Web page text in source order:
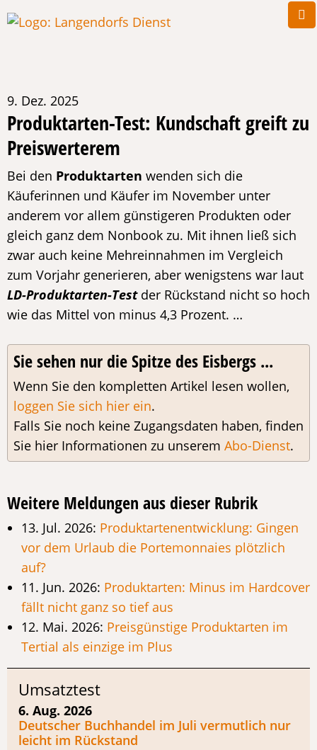
9. Dez. 2025
Produktarten-Test: Kundschaft greift zu
Preiswerterem
Bei den Produktarten wenden sich die
Käuferinnen und Käufer im November unter
anderem vor allem günstigeren Produkten oder
gleich ganz dem Nonbook zu. Mit ihnen ließ sich
zwar auch keine Mehreinnahmen im Vergleich
zum Vorjahr generieren, aber wenigstens war laut
LD-Produktarten-Testder Rückstand nicht so hoch
wie das Mittel von minus 4,3 Prozent. …
Sie sehen nur die Spitze des Eisbergs ...
Wenn Sie den kompletten Artikel lesen wollen,
loggen Sie sich hier ein.
Falls Sie noch keine Zugangsdaten haben, finden
Sie hier Informationen zu unserem Abo-Dienst.
Weitere Meldungen aus dieser Rubrik
13. Jul. 2026: Produktartenentwicklung: Gingen
vor dem Urlaub die Portemonnaies plötzlich
auf?
11. Jun. 2026: Produktarten: Minus im Hardcover
fällt nicht ganz so tief aus
12. Mai. 2026: Preisgünstige Produktarten im
Tertial als einzige im Plus
Umsatztest
6. Aug. 2026
Deutscher Buchhandel im Juli vermutlich nur
leicht im Rückstand